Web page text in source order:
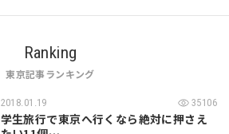
Ranking
東京記事ランキング
2018.01.19 35106
学生旅行で東京へ行くなら絶対に押さえ